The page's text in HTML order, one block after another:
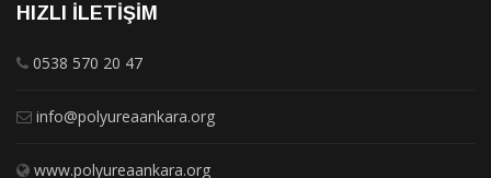
HIZLI İLETIŞIM
0538 570 20 47
info@polyureaankara.org
www.polyureaankara.org